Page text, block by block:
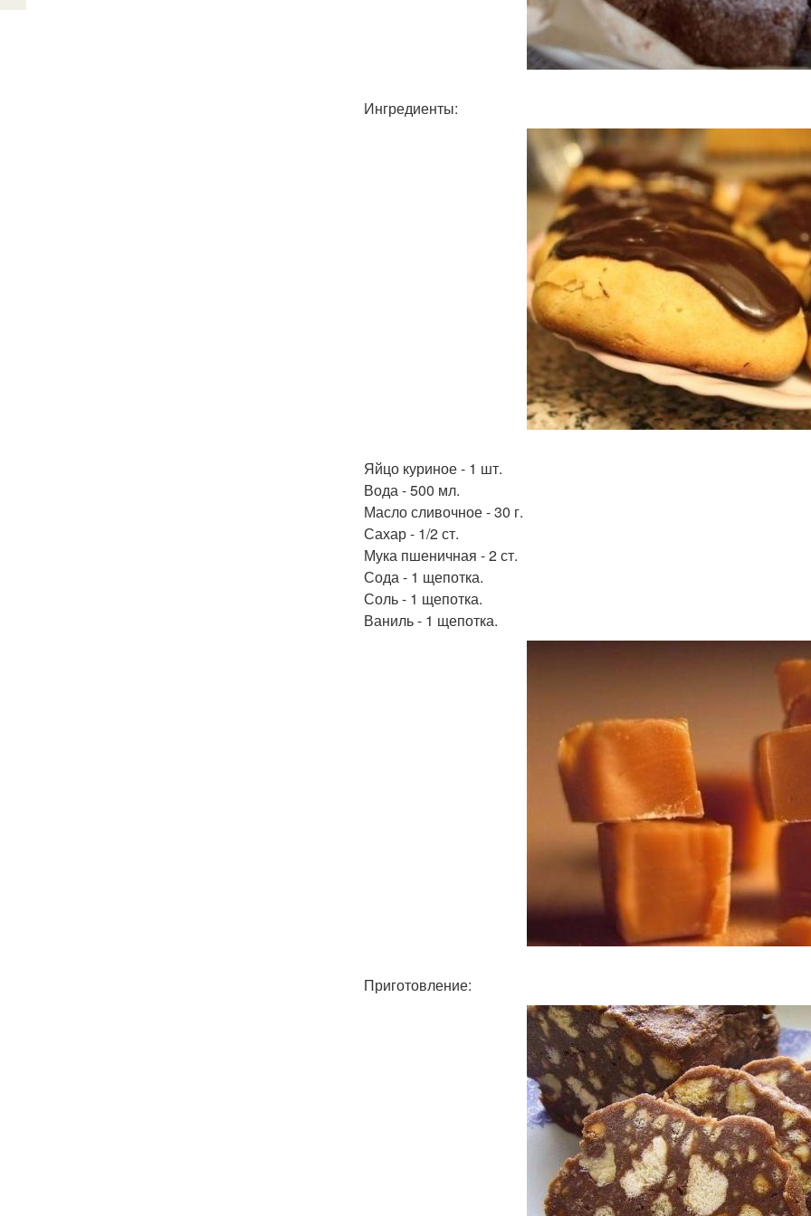
Ингредиенты:
Яйцо куриное - 1 шт.
Вода - 500 мл.
Масло сливочное - 30 г.
Сахар - 1/2 ст.
Мука пшеничная - 2 ст.
Сода - 1 щепотка.
Соль - 1 щепотка.
Ваниль - 1 щепотка.
Приготовление: